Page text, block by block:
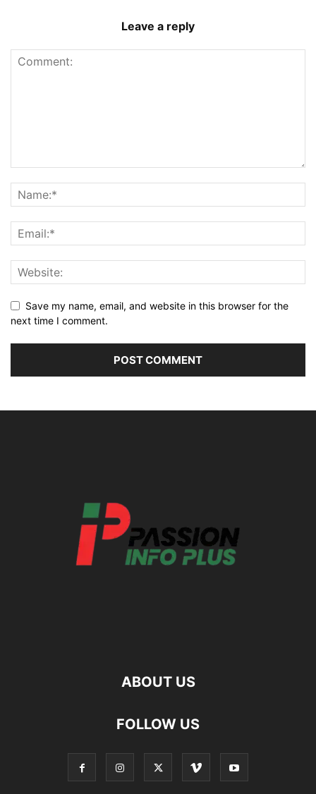
Leave a reply
Save my name, email, and website in this browser for the
next time I comment.
ABOUT US
FOLLOW US